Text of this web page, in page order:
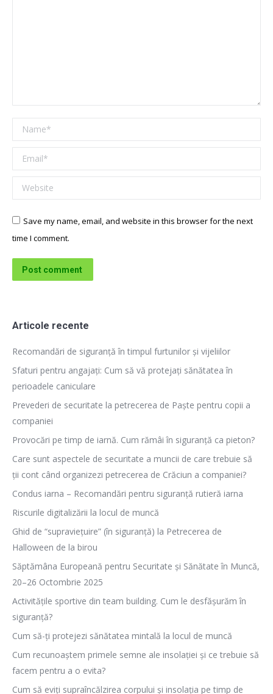
Name *
Email *
Website
Save my name, email, and website in this browser for the next
time I comment.
Post comment
Articole recente
Recomandări de siguranță în timpul furtunilor și vijeliilor
Sfaturi pentru angajați: Cum să vă protejați sănătatea în
perioadele caniculare
Prevederi de securitate la petrecerea de Paște pentru copii a
companiei
Provocări pe timp de iarnă. Cum rămâi în siguranță ca pieton?
Care sunt aspectele de securitate a muncii de care trebuie să
ții cont când organizezi petrecerea de Crăciun a companiei?
Condus iarna – Recomandări pentru siguranță rutieră iarna
Riscurile digitalizării la locul de muncă
Ghid de “supraviețuire” (în siguranță) la Petrecerea de
Halloween de la birou
Săptămâna Europeană pentru Securitate și Sănătate în Muncă,
20–26 Octombrie 2025
Activitățile sportive din team building. Cum le desfășurăm în
siguranță?
Cum să-ți protejezi sănătatea mintală la locul de muncă
Cum recunoaștem primele semne ale insolației și ce trebuie să
facem pentru a o evita?
Cum să eviți supraîncălzirea corpului și insolația pe timp de